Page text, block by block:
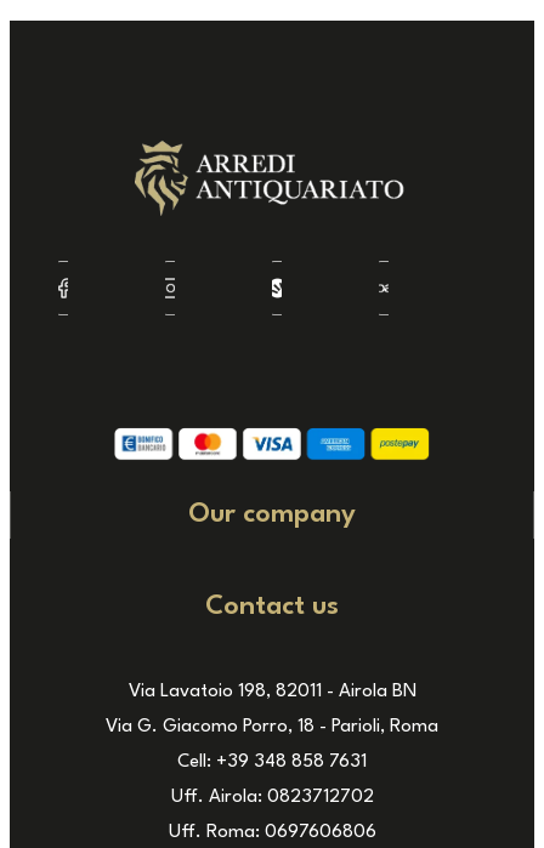
Our company
Contact us
Via Lavatoio 198, 82011 - Airola BN
Via G. Giacomo Porro, 18 - Parioli, Roma
Cell: +39 348 858 7631
Uff. Airola: 0823712702
Uff. Roma: 0697606806